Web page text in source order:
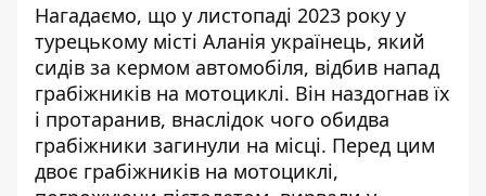
Нагадаємо, що у листопаді 2023 року у
турецькому місті Аланія українець, який
сидів за кермом автомобіля, відбив напад
грабіжників на мотоциклі. Він наздогнав їх
і протаранив, внаслідок чого обидва
грабіжники загинули на місці. Перед цим
двоє грабіжників на мотоциклі,